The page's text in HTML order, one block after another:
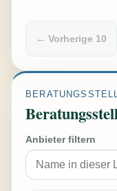
← Vorherige 10
Anbieter filtern